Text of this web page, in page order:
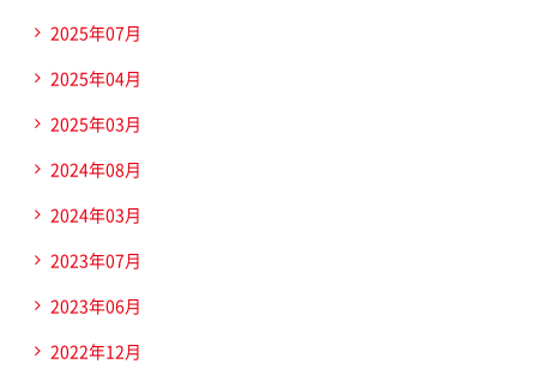
2025年07月
2025年04月
2025年03月
2024年08月
2024年03月
2023年07月
2023年06月
2022年12月